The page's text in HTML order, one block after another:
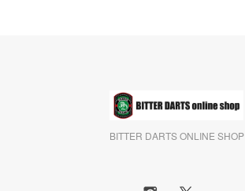
BITTER DARTS ONLINE SHOP